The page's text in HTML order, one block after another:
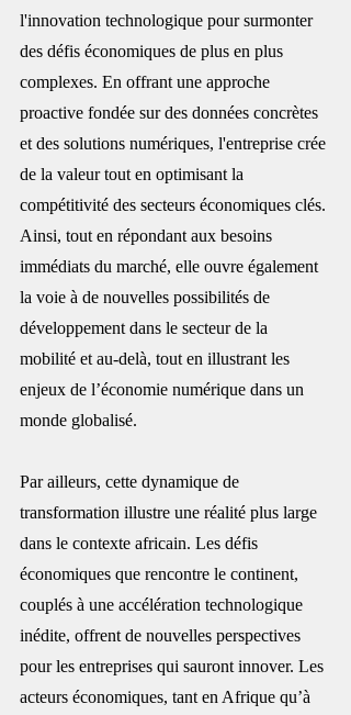
l'innovation technologique pour surmonter
des défis économiques de plus en plus
complexes. En offrant une approche
proactive fondée sur des données concrètes
et des solutions numériques, l'entreprise crée
de la valeur tout en optimisant la
compétitivité des secteurs économiques clés.
Ainsi, tout en répondant aux besoins
immédiats du marché, elle ouvre également
la voie à de nouvelles possibilités de
développement dans le secteur de la
mobilité et au-delà, tout en illustrant les
enjeux de l’économie numérique dans un
monde globalisé.
Par ailleurs, cette dynamique de
transformation illustre une réalité plus large
dans le contexte africain. Les défis
économiques que rencontre le continent,
couplés à une accélération technologique
inédite, offrent de nouvelles perspectives
pour les entreprises qui sauront innover. Les
acteurs économiques, tant en Afrique qu’à